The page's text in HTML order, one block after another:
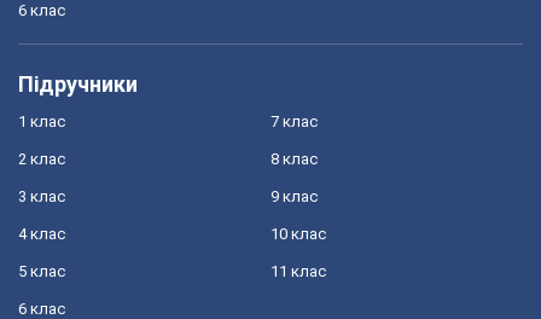
6 клас
Підручники
1 клас
2 клас
3 клас
4 клас
5 клас
6 клас
7 клас
8 клас
9 клас
10 клас
11 клас